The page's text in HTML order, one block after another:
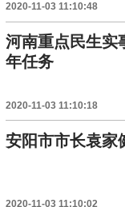
2020-11-03 11:10:48
河南重点民生实
年任务
2020-11-03 11:10:18
安阳市市长袁家
2020-11-03 11:10:02